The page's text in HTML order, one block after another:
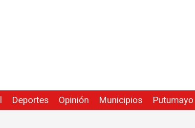
Deportes Opinión Municipios Putumayo